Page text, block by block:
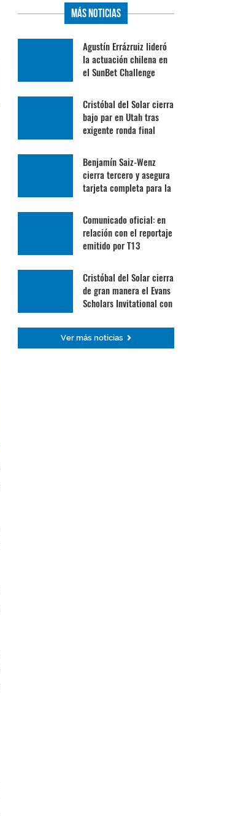
Más Noticias
Agustín Errázruiz lideró
la actuación chilena en
el SunBet Challenge
Cristóbal del Solar cierra
bajo par en Utah tras
exigente ronda final
Benjamín Saiz-Wenz
cierra tercero y asegura
tarjeta completa para la
Mexicana
Comunicado oficial: en
relación con el reportaje
emitido por T13
Cristóbal del Solar cierra
de gran manera el Evans
Scholars Invitational con
Ver más noticias